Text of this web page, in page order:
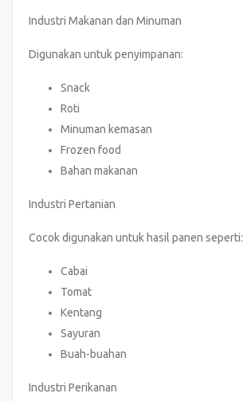
Industri Makanan dan Minuman
Digunakan untuk penyimpanan:
Snack
Roti
Minuman kemasan
Frozen food
Bahan makanan
Industri Pertanian
Cocok digunakan untuk hasil panen seperti:
Cabai
Tomat
Kentang
Sayuran
Buah-buahan
Industri Perikanan